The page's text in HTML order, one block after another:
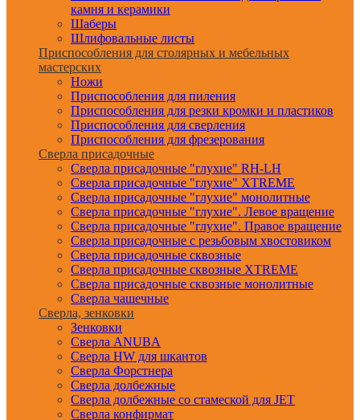
камня и керамики
Шаберы
Шлифовальные листы
Приспособления для столярных и мебельных
мастерских
Ножи
Приспособления для пиления
Приспособления для резки кромки и пластиков
Приспособления для сверления
Приспособления для фрезерования
Сверла присадочные
Сверла присадочные "глухие" RH-LH
Сверла присадочные "глухие" XTREME
Сверла присадочные "глухие" монолитные
Сверла присадочные "глухие". Левое вращение
Сверла присадочные "глухие". Правое вращение
Сверла присадочные с резьбовым хвостовиком
Сверла присадочные сквозные
Сверла присадочные сквозные XTREME
Сверла присадочные сквозные монолитные
Сверла чашечные
Сверла, зенковки
Зенковки
Сверла ANUBA
Сверла HW для шкантов
Сверла Форстнера
Сверла долбежные
Сверла долбежные со стамеской для JET
Сверла конфирмат